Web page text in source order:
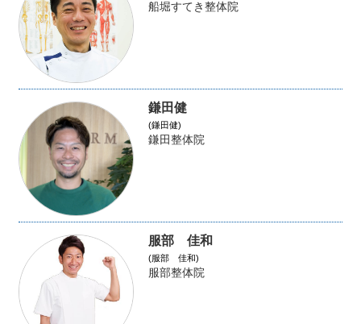
船堀すてき整体院
鎌田健
(鎌田健)
鎌田整体院
服部 佳和
(服部 佳和)
服部整体院